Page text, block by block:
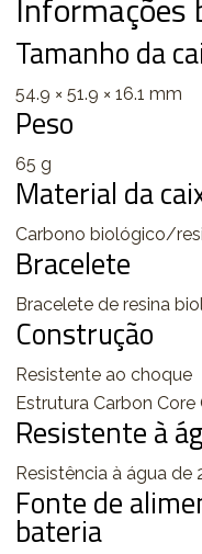
Tamanho da
54.9 × 51.9 × 16.1 mm
Peso
65 g
Material da
Carbono biológico/
Bracelete
Bracelete de resina
Construção
Resistente ao choque
Estrutura Carbon Core
Resistente à
Resistência à água de
Fonte de
bateria